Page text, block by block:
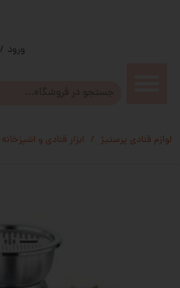
ورود /
لوازم قنادی پرستیژ ابزار قنادی و اشپزخانه